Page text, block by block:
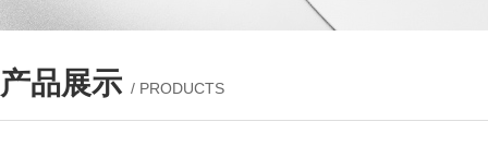
产品展示 / PRODUCTS